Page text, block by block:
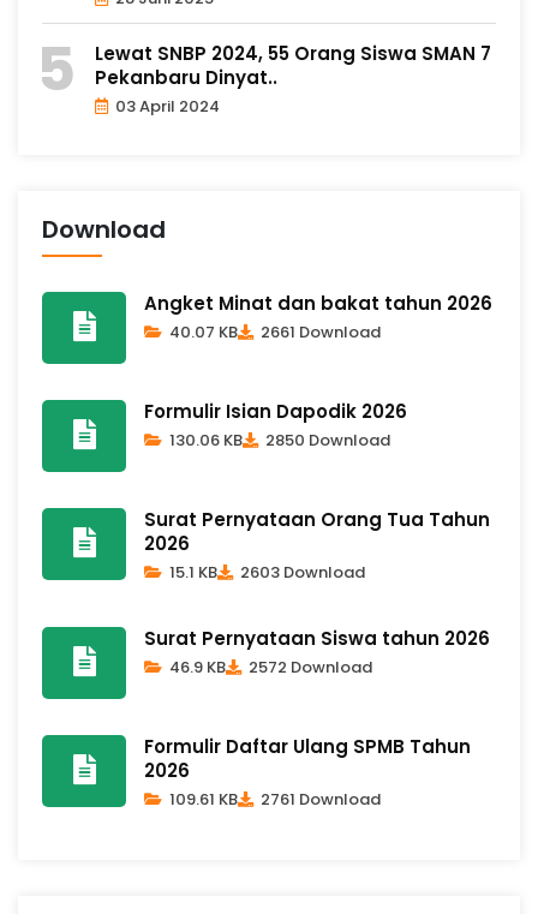
Lewat SNBP 2024, 55 Orang Siswa SMAN 7
Pekanbaru Dinyat..
03 April 2024
Download
Angket Minat dan bakat tahun 2026
40.07 KB 2661 Download
Formulir Isian Dapodik 2026
130.06 KB 2850 Download
Surat Pernyataan Orang Tua Tahun
2026
15.1 KB 2603 Download
Surat Pernyataan Siswa tahun 2026
46.9 KB 2572 Download
Formulir Daftar Ulang SPMB Tahun
2026
109.61 KB 2761 Download